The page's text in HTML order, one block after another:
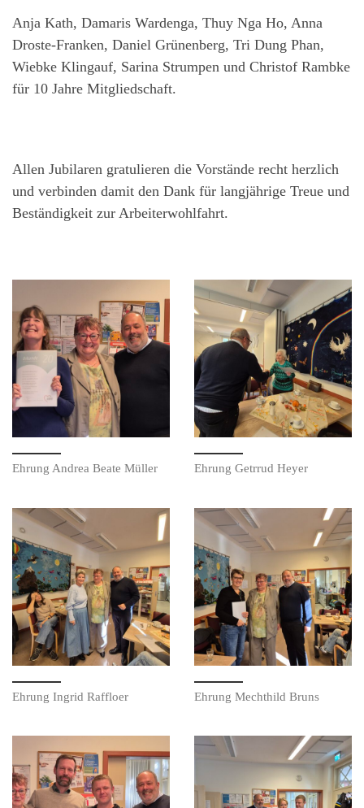
Anja Kath, Damaris Wardenga, Thuy Nga Ho, Anna
Droste-Franken, Daniel Grünenberg, Tri Dung Phan,
Wiebke Klingauf, Sarina Strumpen und Christof Rambke
für 10 Jahre Mitgliedschaft.
Allen Jubilaren gratulieren die Vorstände recht herzlich
und verbinden damit den Dank für langjährige Treue und
Beständigkeit zur Arbeiterwohlfahrt.
Ehrung Andrea Beate Müller Ehrung Getrrud Heyer
Ehrung Ingrid Raffloer Ehrung Mechthild Bruns